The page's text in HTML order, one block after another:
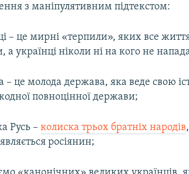
з маніпулятивним підтекстом:
– це мирні «терпили», яких все
а українці ніколи ні на кого не
– це молода держава, яка веде свою
повноцінної держави;
Русь –колиска трьох братніх народів
росіянин;